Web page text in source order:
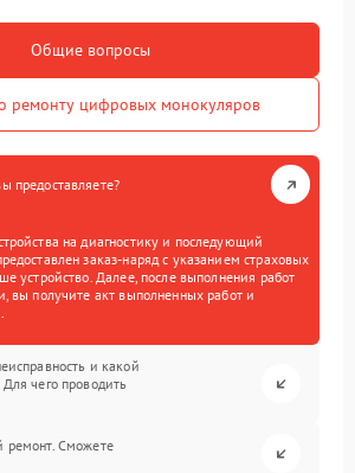
Общие вопросы
ремонту цифровых монокуляров
предоставляете?
на диагностику и последующий
заказ-наряд с указанием страховых
устройство. Далее, после выполнения работ
вы получите акт выполненных работ и
и какой
чего проводить
ремонт. Сможете